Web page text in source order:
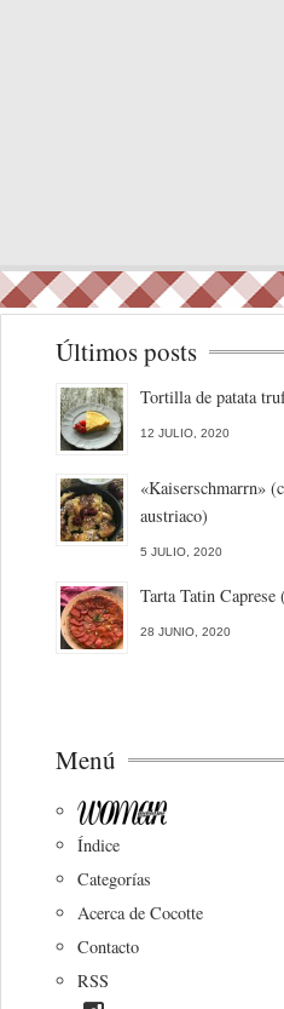
Últimos posts
Tortilla de patata
12 JULIO, 2020
«Kaiserschmarrn»
austriaco)
5 JULIO, 2020
Tarta Tatin Caprese
28 JUNIO, 2020
Menú
Índice
Categorías
Acerca de Cocotte
Contacto
RSS